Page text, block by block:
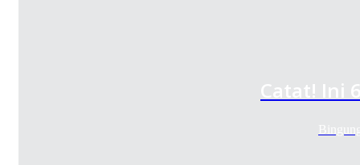
Catat! Ini